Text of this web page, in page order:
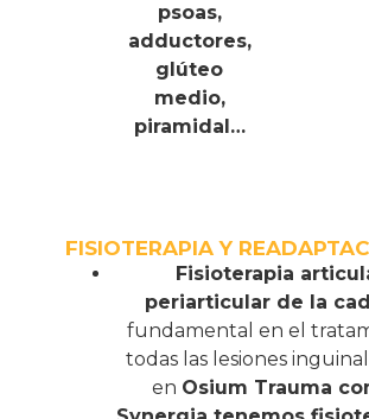
psoas,
adductores,
glúteo
medio,
piramidal…
FISIOTERAPIA Y
Fisioterapia
periarticular de la
fundamental en el
todas las lesiones
en Osium Trauma